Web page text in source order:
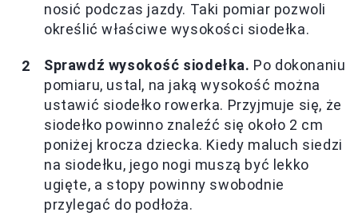
nosić podczas jazdy. Taki pomiar pozwoli
określić właściwe wysokości siodełka.
Sprawdź wysokość siodełka. Po dokonaniu
pomiaru, ustal, na jaką wysokość można
ustawić siodełko rowerka. Przyjmuje się, że
siodełko powinno znaleźć się około 2 cm
poniżej krocza dziecka. Kiedy maluch siedzi
na siodełku, jego nogi muszą być lekko
ugięte, a stopy powinny swobodnie
przylegać do podłoża.